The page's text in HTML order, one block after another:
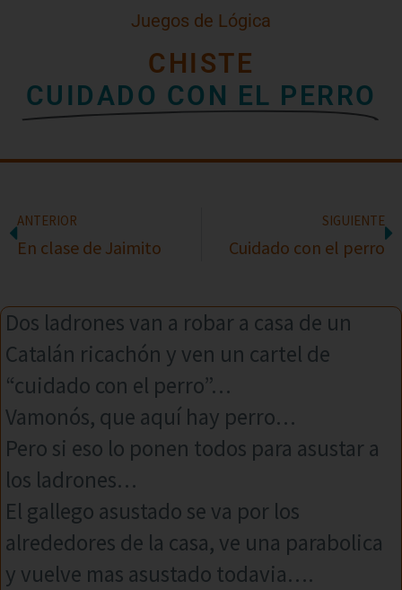
Juegos de Lógica
CHISTE
CUIDADO CON EL PERRO
ANTERIOR
En clase de Jaimito
SIGUIENTE
Cuidado con el perro
Dos ladrones van a robar a casa de un
Catalán ricachón y ven un cartel de
“cuidado con el perro”…
Vamonós, que aquí hay perro…
Pero si eso lo ponen todos para asustar a
los ladrones…
El gallego asustado se va por los
alrededores de la casa, ve una parabolica
y vuelve mas asustado todavia….